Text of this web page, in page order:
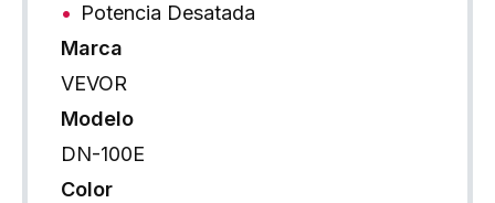
Potencia Desatada
Marca
VEVOR
Modelo
DN-100E
Color